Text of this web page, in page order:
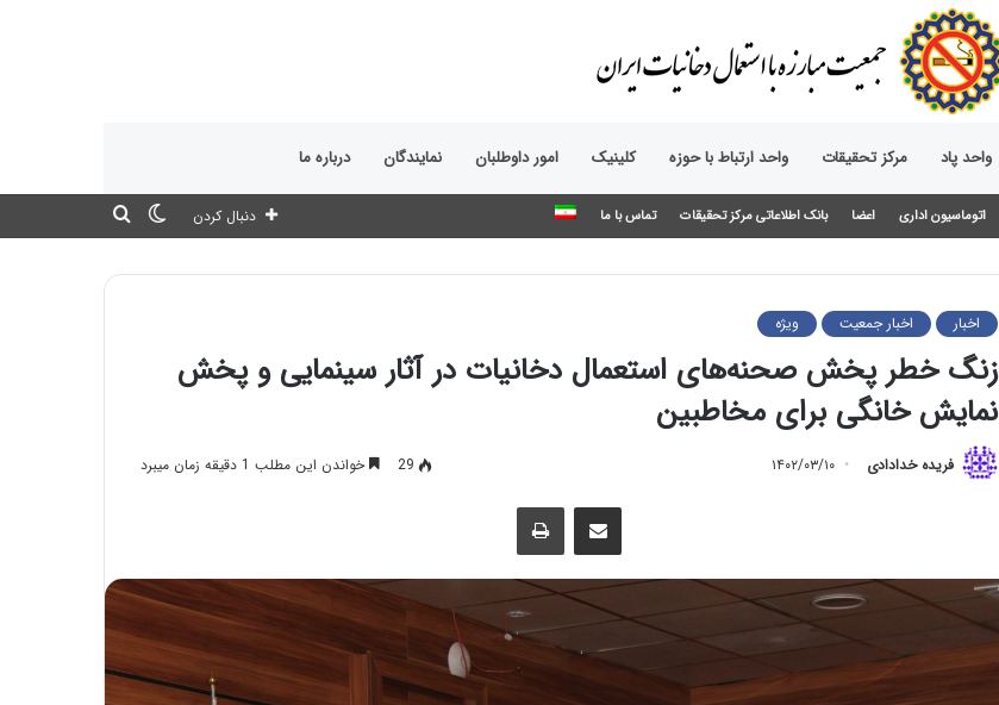
واحد پاد مرکز تحقیقات واحد ارتباط با حوزه‌ کلینیک امور داوطلبان نمایندگان درباره ما
اتوماسیون اداری اعضا بانک اطلاعاتی مرکز تحقیقات تماس با ما
تغییر
دنبال کردن
اخبار اخبار جمعیت ویژه
زنگ خطر پخش صحنه‌های استعمال دخانیات در آثار سینمایی و پخش
نمایش خانگی برای مخاطبین
فریده خدادادی ۱۴۰۲/۰۳/۱۰ 29 خواندن این مطلب 1 دقیقه زمان میبرد
اشتراک گذاری از طریق ایمیل